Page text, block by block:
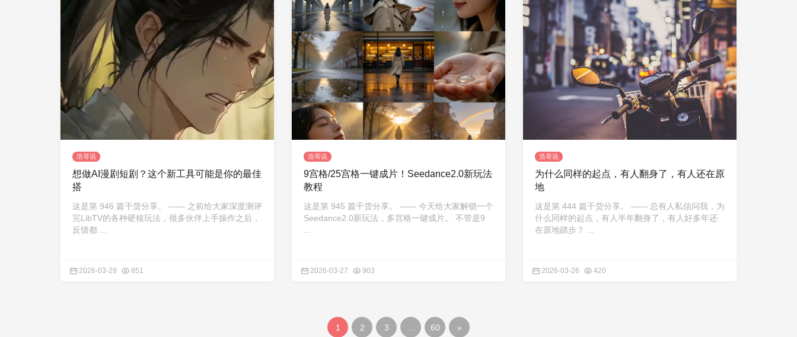
浩哥说
想做AI漫剧短剧？这个新工具可能是你的最佳
搭
这是第 946 篇干货分享。 —— 之前给大家深度测评
完LibTV的各种硬核玩法，很多伙伴上手操作之后，
反馈都 ...
2026-03-29 851
浩哥说
9宫格/25宫格一键成片！Seedance2.0新玩法
教程
这是第 945 篇干货分享。 —— 今天给大家解锁一个
Seedance2.0新玩法，多宫格一键成片。 不管是9
2026-03-27 903
浩哥说
为什么同样的起点，有人翻身了，有人还在原
地
这是第 444 篇干货分享。 —— 总有人私信问我，为
什么同样的起点，有人半年翻身了，有人好多年还
在原地踏步？ ...
2026-03-26 420
1 2 3 60 »